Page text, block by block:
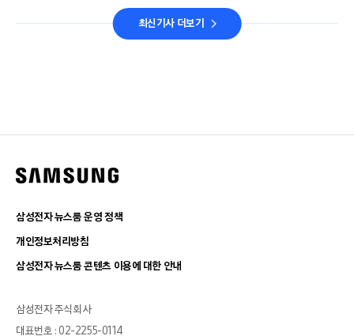
최신기사 더보기
삼성전자 뉴스룸 운영 정책
개인정보처리방침
삼성전자 뉴스룸 콘텐츠 이용에 대한 안내
삼성전자 주식회사
대표번호 : 02-2255-0114